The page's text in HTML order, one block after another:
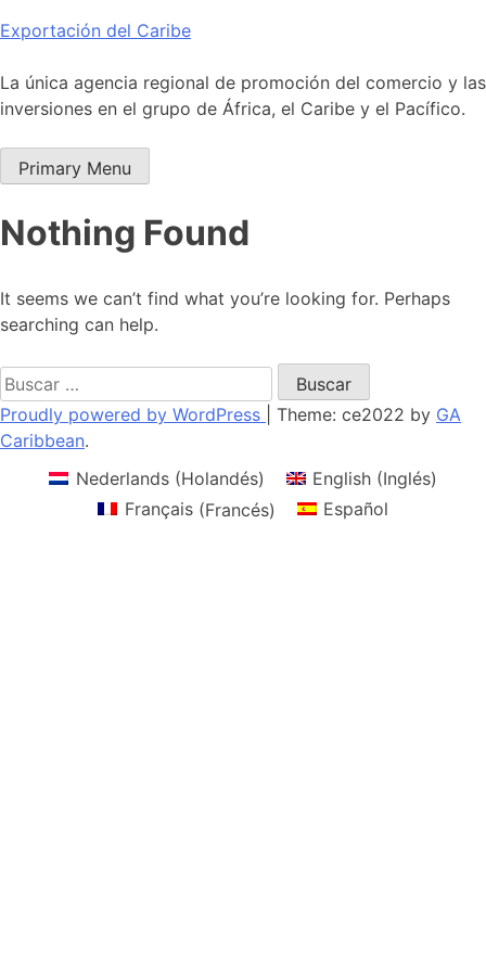
Skip
content
Exportación del Caribe
La única agencia regional de promoción del comercio y las
inversiones en el grupo de África, el Caribe y el Pacífico.
Primary Menu
Nothing Found
It seems we can’t find what you’re looking for. Perhaps
searching can help.
Buscar:
Proudly powered by WordPress
Theme: ce2022 by GA
Caribbean.
Nederlands(Holandés) English(Inglés)
Français(Francés) Español